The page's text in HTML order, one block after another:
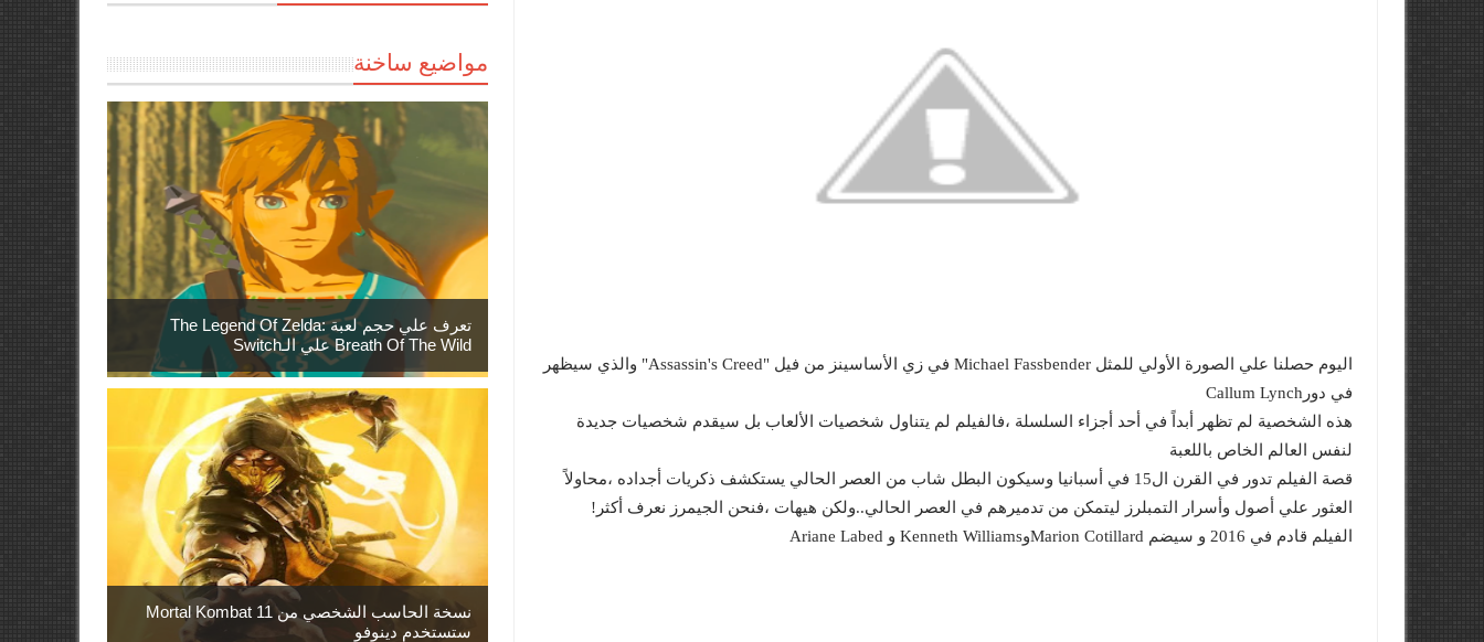
اليوم حصلنا علي الصورة الأولي للمثل Michael Fassbender في زي الأساسينز من فيل "Assassin's Creed" والذي سيظهر
في دورCallum Lynch
هذه الشخصية لم تظهر أبداً في أحد أجزاء السلسلة ،فالفيلم لم يتناول شخصيات الألعاب بل سيقدم شخصيات جديدة
لنفس العالم الخاص باللعبة
قصة الفيلم تدور في القرن ال15 في أسبانيا وسيكون البطل شاب من العصر الحالي يستكشف ذكريات أجداده ،محاولاً
العثور علي أصول وأسرار التمبلرز ليتمكن من تدميرهم في العصر الحالي..ولكن هيهات ،فنحن الجيمرز نعرف أكثر!
الفيلم قادم في 2016 و سيضم Marion CotillardوKenneth Williams و Ariane Labed
مواضيع ساخنة
تعرف علي حجم لعبة The Legend Of Zelda:
Breath Of The Wild علي الـSwitch
نسخة الحاسب الشخصي من Mortal Kombat 11
ستستخدم دينوفو